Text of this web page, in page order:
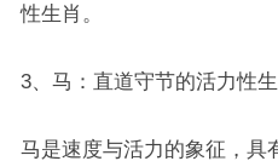
性生肖。
3、马：直道守节的活力性
马是速度与活力的象征，具